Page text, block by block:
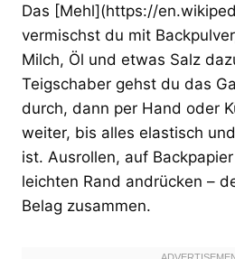
Das [Mehl](https://
vermischst du mit
Milch, Öl und etwas Salz
Teigschaber gehst du das
durch, dann per Hand oder
weiter, bis alles elastisch
ist. Ausrollen, auf
leichten Rand andrücken –
Belag zusammen.